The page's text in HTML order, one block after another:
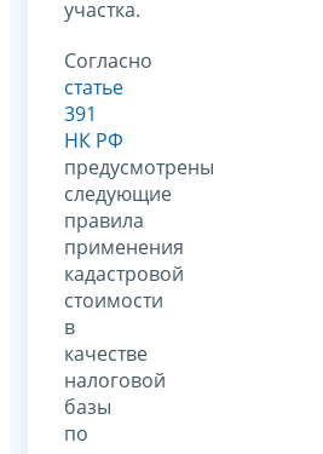
участка.
Согласно
статье
391
НК РФ
предусмотрены
следующие
правила
применения
кадастровой
стоимости
в
качестве
налоговой
базы
по